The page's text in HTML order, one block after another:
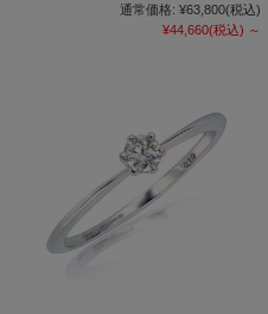
通常価格: ¥63,800(税込)
¥44,660(税込) ～